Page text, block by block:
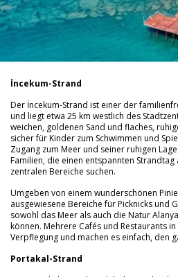
İncekum-Strand
Der İncekum-Strand ist einer der
und liegt etwa 25 km westlich des
weichen, goldenen Sand und flaches,
sicher für Kinder zum Schwimmen und
Zugang zum Meer und seiner ruhigen
Familien, die einen entspannten
zentralen Bereiche suchen.
Umgeben von einem wunderschönen
ausgewiesene Bereiche für Picknicks und
sowohl das Meer als auch die Natur
können. Mehrere Cafés und Restaurants
Verpflegung und machen es einfach, den
Portakal-Strand